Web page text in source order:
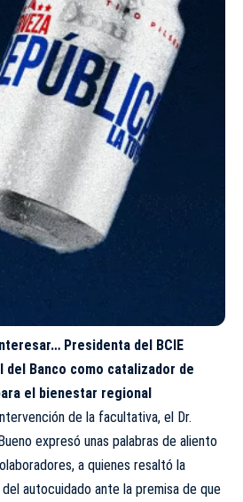
Presidenta del BCIE
del Banco como catalizador de
el bienestar regional
de la facultativa, el Dr.
expresó unas palabras de aliento
a quienes resaltó la
autocuidado ante la premisa de que